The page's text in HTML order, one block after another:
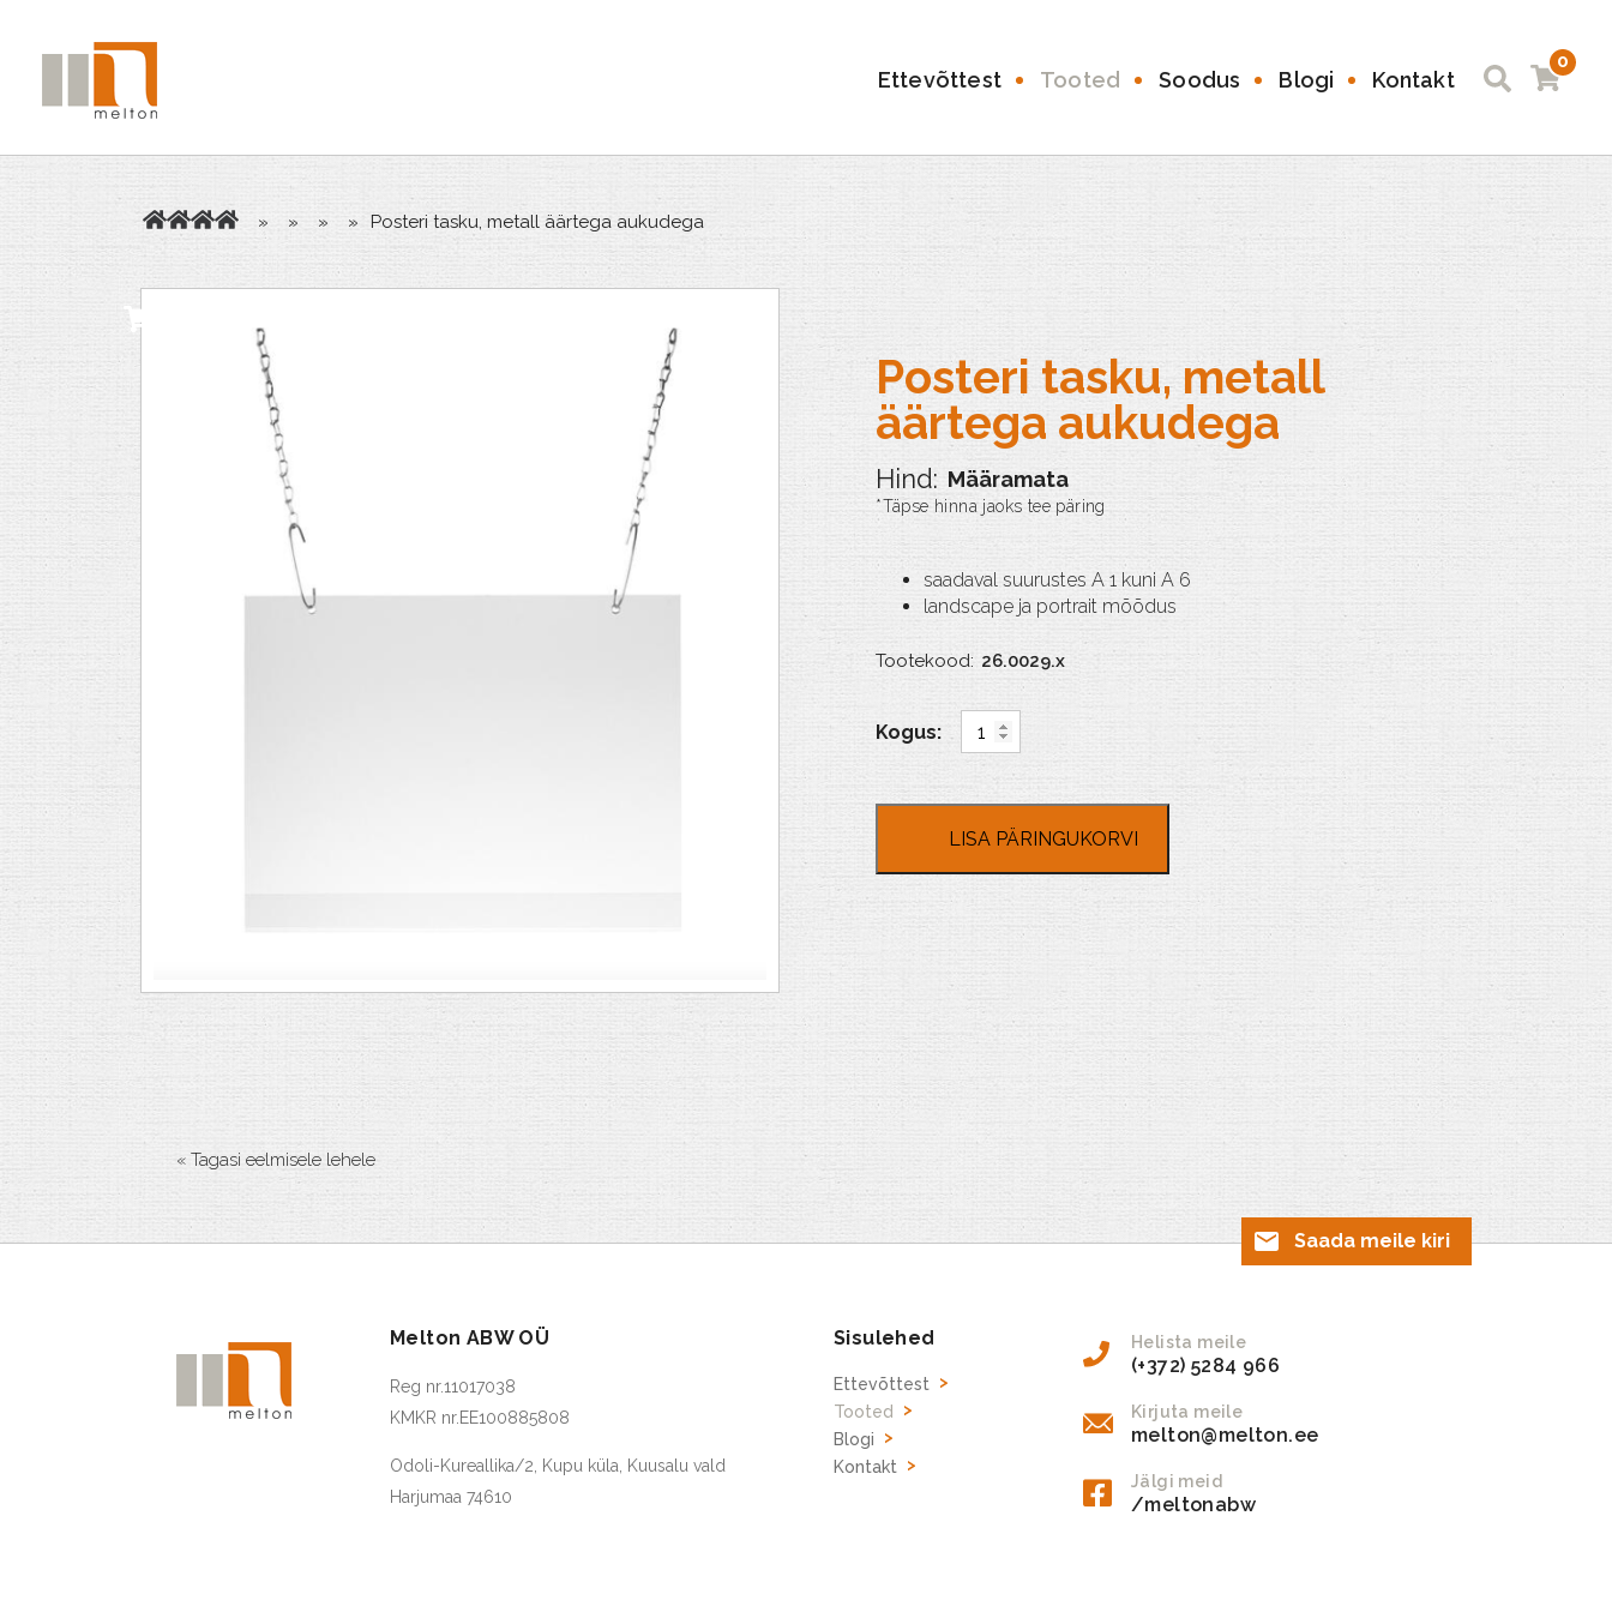
Ettevõttest Tooted Soodus Blogi Kontakt
0
» » » » Posteri tasku, metall äärtega aukudega
Posteri tasku, metall
äärtega aukudega
Määramata
saadaval suurustes A 1 kuni A 6
landscape ja portrait mõõdus
Tootekood: 26.0029.x
Posteri
tasku,
metall
äärtega
aukudega
kogus
LISA PÄRINGUKORVI
« Tagasi eelmisele lehele
Melton ABW OÜ
Reg nr.11017038
KMKR nr.EE100885808
Odoli-Kureallika/2, Kupu küla, Kuusalu vald
Harjumaa 74610
Sisulehed
Ettevõttest
Tooted
Blogi
Kontakt
Helista meile
(+372) 5284 966
Kirjuta meile
melton@melton.ee
Jälgi meid
/meltonabw
Saada meile kiri